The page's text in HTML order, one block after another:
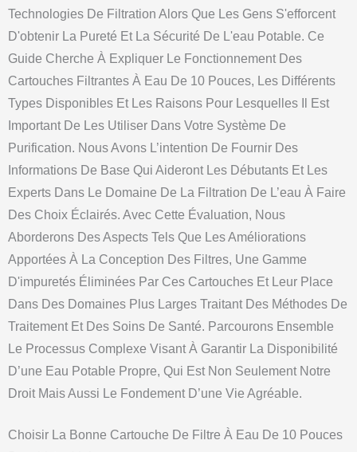
Technologies De Filtration Alors Que Les Gens S'efforcent
D'obtenir La Pureté Et La Sécurité De L'eau Potable. Ce
Guide Cherche À Expliquer Le Fonctionnement Des
Cartouches Filtrantes À Eau De 10 Pouces, Les Différents
Types Disponibles Et Les Raisons Pour Lesquelles Il Est
Important De Les Utiliser Dans Votre Système De
Purification. Nous Avons L’intention De Fournir Des
Informations De Base Qui Aideront Les Débutants Et Les
Experts Dans Le Domaine De La Filtration De L’eau À Faire
Des Choix Éclairés. Avec Cette Évaluation, Nous
Aborderons Des Aspects Tels Que Les Améliorations
Apportées À La Conception Des Filtres, Une Gamme
D'impuretés Éliminées Par Ces Cartouches Et Leur Place
Dans Des Domaines Plus Larges Traitant Des Méthodes De
Traitement Et Des Soins De Santé. Parcourons Ensemble
Le Processus Complexe Visant À Garantir La Disponibilité
D’une Eau Potable Propre, Qui Est Non Seulement Notre
Droit Mais Aussi Le Fondement D’une Vie Agréable.
Choisir La Bonne Cartouche De Filtre À Eau De 10 Pouces